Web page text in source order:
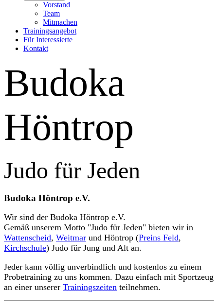
Vorstand
Team
Mitmachen
Trainingsangebot
Für Interessierte
Kontakt
Budoka
Höntrop
Judo für Jeden
Budoka Höntrop e.V.
Wir sind der Budoka Höntrop e.V.
Gemäß unserem Motto "Judo für Jeden" bieten wir in
Wattenscheid, Weitmar und Höntrop (Preins Feld,
Kirchschule) Judo für Jung und Alt an.
Jeder kann völlig unverbindlich und kostenlos zu einem
Probetraining zu uns kommen. Dazu einfach mit Sportzeug
an einer unserer Trainingszeiten teilnehmen.